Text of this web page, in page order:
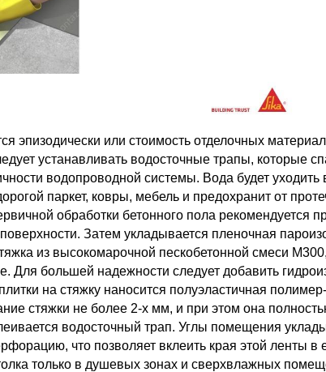
эпизодически или стоимость отделочных
устанавливать водосточные трапы, которые
водопроводной системы. Вода будет
паркет, ковры, мебель и предохранит от
обработки бетонного пола рекомендуется
Затем укладывается пленочная
из высокомарочной пескобетонной смеси
Для большей надежности следует добавить
на стяжку наносится полуэластичная
стяжки не более 2-х мм, и при этом она
водосточный трап. Углы помещения
что позволяет вклеить края этой ленты
только в душевых зонах и сверхвлажных